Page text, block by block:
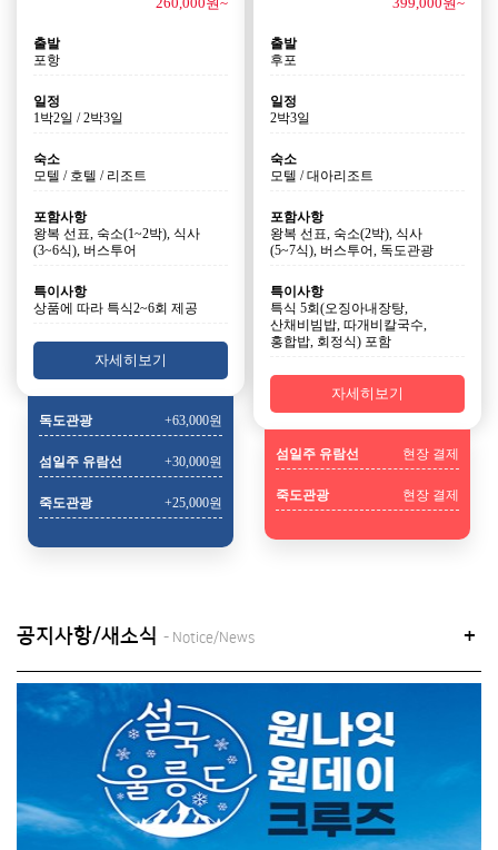
출발
포항
일정
1박2일 / 2박3일
숙소
모텔 / 호텔 / 리조트
포함사항
왕복 선표, 숙소(1~2박), 식사
(3~6식), 버스투어
특이사항
상품에 따라 특식2~6회 제공
자세히보기
독도관광 +63,000원
섬일주 유람선 +30,000원
죽도관광 +25,000원
출발
후포
일정
2박3일
숙소
모텔 / 대아리조트
포함사항
왕복 선표, 숙소(2박), 식사
(5~7식), 버스투어, 독도관광
특이사항
특식 5회(오징아내장탕,
산채비빔밥, 따개비칼국수,
홍합밥, 회정식) 포함
자세히보기
섬일주 유람선 현장 결제
죽도관광 현장 결제
공지사항/새소식 - Notice/News +